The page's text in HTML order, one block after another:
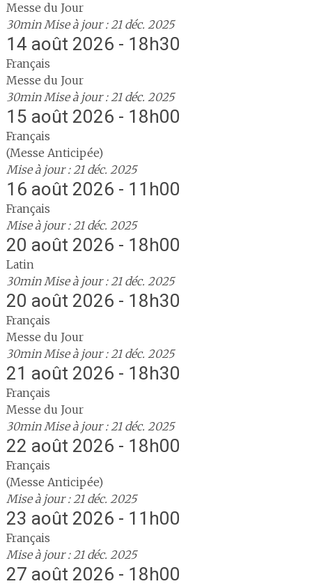
Messe du Jour
30min Mise à jour : 21 déc. 2025
14 août 2026 - 18h30
Français
Messe du Jour
30min Mise à jour : 21 déc. 2025
15 août 2026 - 18h00
Français
(Messe Anticipée)
Mise à jour : 21 déc. 2025
16 août 2026 - 11h00
Français
Mise à jour : 21 déc. 2025
20 août 2026 - 18h00
Latin
30min Mise à jour : 21 déc. 2025
20 août 2026 - 18h30
Français
Messe du Jour
30min Mise à jour : 21 déc. 2025
21 août 2026 - 18h30
Français
Messe du Jour
30min Mise à jour : 21 déc. 2025
22 août 2026 - 18h00
Français
(Messe Anticipée)
Mise à jour : 21 déc. 2025
23 août 2026 - 11h00
Français
Mise à jour : 21 déc. 2025
27 août 2026 - 18h00